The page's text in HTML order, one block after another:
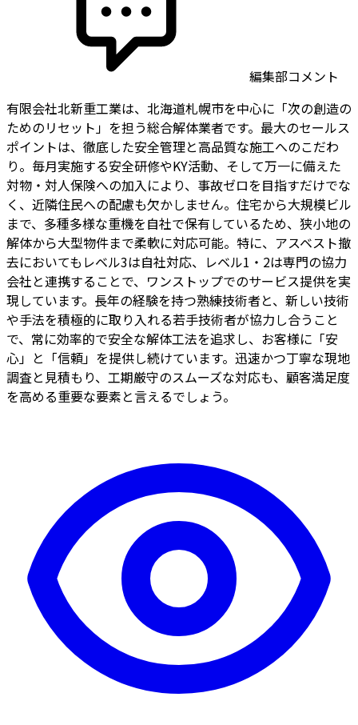
編集部コメント
有限会社北新重工業は、北海道札幌市を中心に「次の創造の
ためのリセット」を担う総合解体業者です。最大のセールス
ポイントは、徹底した安全管理と高品質な施工へのこだわ
り。毎月実施する安全研修やKY活動、そして万一に備えた
対物・対人保険への加入により、事故ゼロを目指すだけでな
く、近隣住民への配慮も欠かしません。住宅から大規模ビル
まで、多種多様な重機を自社で保有しているため、狭小地の
解体から大型物件まで柔軟に対応可能。特に、アスベスト撤
去においてもレベル3は自社対応、レベル1・2は専門の協力
会社と連携することで、ワンストップでのサービス提供を実
現しています。長年の経験を持つ熟練技術者と、新しい技術
や手法を積極的に取り入れる若手技術者が協力し合うこと
で、常に効率的で安全な解体工法を追求し、お客様に「安
心」と「信頼」を提供し続けています。迅速かつ丁寧な現地
調査と見積もり、工期厳守のスムーズな対応も、顧客満足度
を高める重要な要素と言えるでしょう。